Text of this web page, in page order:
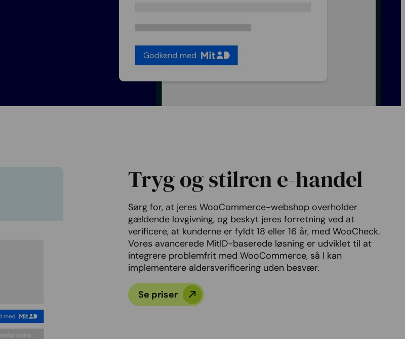
Tryg og stilren e-handel
Sørg for, at jeres WooCommerce-webshop overholder
gældende lovgivning, og beskyt jeres forretning ved at
verificere, at kunderne er fyldt 18 eller 16 år, med WooCheck.
Vores avancerede MitID-baserede løsning er udviklet til at
integrere problemfrit med WooCommerce, så I kan
implementere aldersverificering uden besvær.
Se priser